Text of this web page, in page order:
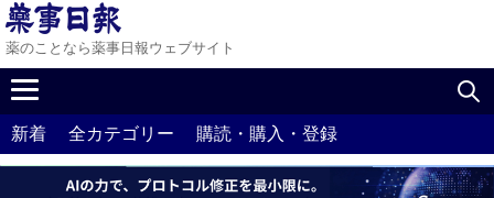
薬のことなら薬事日報ウェブサイト
新着 全カテゴリー 購読・購入・登録